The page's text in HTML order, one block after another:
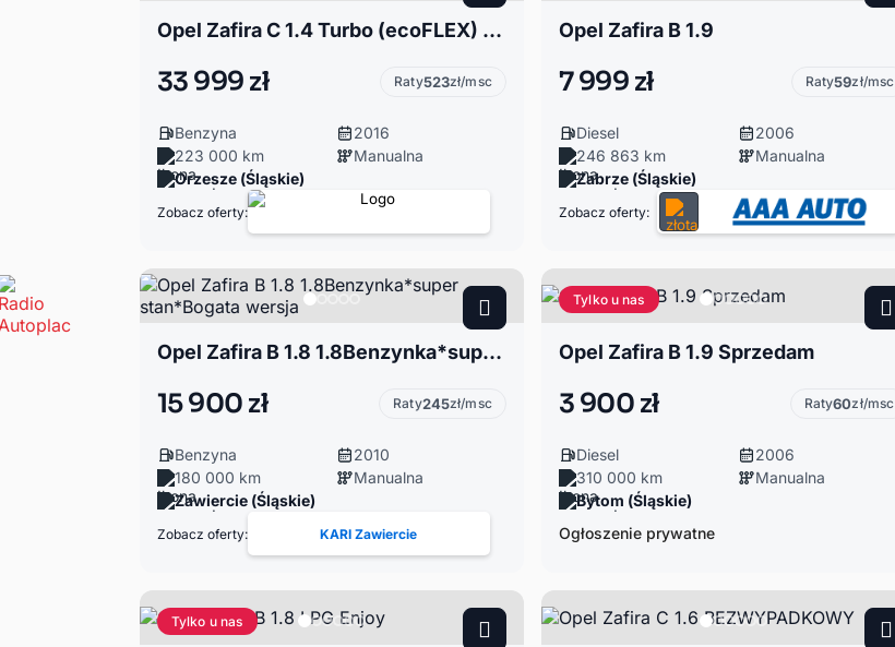
Opel Zafira C 1.4 Turbo (ecoFLEX) Start/Stop Edition
33 999 zł Raty523zł/msc
Benzyna
2016
223 000 km
Manualna
Orzesze (Śląskie)
Zobacz oferty:
Opel Zafira B 1.9
7 999 zł Raty59zł/msc
Diesel
2006
246 863 km
Manualna
Zabrze (Śląskie)
Zobacz oferty:
Opel Zafira B 1.8 1.8Benzynka*super stan*Bogata wersja
15 900 zł Raty245zł/msc
Benzyna
2010
180 000 km
Manualna
Zawiercie (Śląskie)
Zobacz oferty: KARI Zawiercie
Tylko u nas
Opel Zafira B 1.9 Sprzedam
3 900 zł Raty60zł/msc
Diesel
2006
310 000 km
Manualna
Bytom (Śląskie)
Ogłoszenie prywatne
Tylko u nas